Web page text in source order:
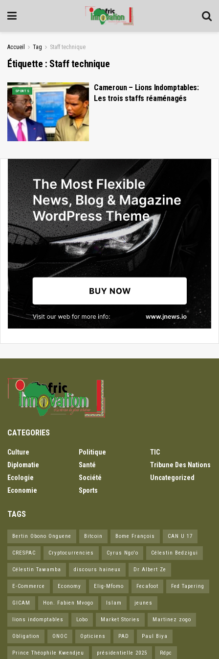
Accueil Tag Staff technique
Étiquette : Staff technique
SPORTS
Cameroun – Lions Indomptables:
Les trois staffs réaménagés
CATEGORIES
Culture
Diplomatie
Ecologie
Economie
Politique
Santé
Société
Sports
TIC
Tribune Des Nations
Uncategorized
TAGS
Bertin Obono Onguene Bitcoin Bome François CAN U 17
CRESPAC Cryptocurrencies Cyrus Ngo'o Célestin Bedzigui
Célestin Tawamba discours haineux Dr Albert Ze
E-Commerce Economy Elig-Mfomo Fecafoot Fed Tapering
GICAM Hon. Fabien Mvogo Islam jeunes
lions indomptables Lobo Market Stories Martinez zogo
Obligation ONOC Opticiens PAD Paul Biya
Prince Théophile Kwendjeu présidentielle 2025 Rdpc